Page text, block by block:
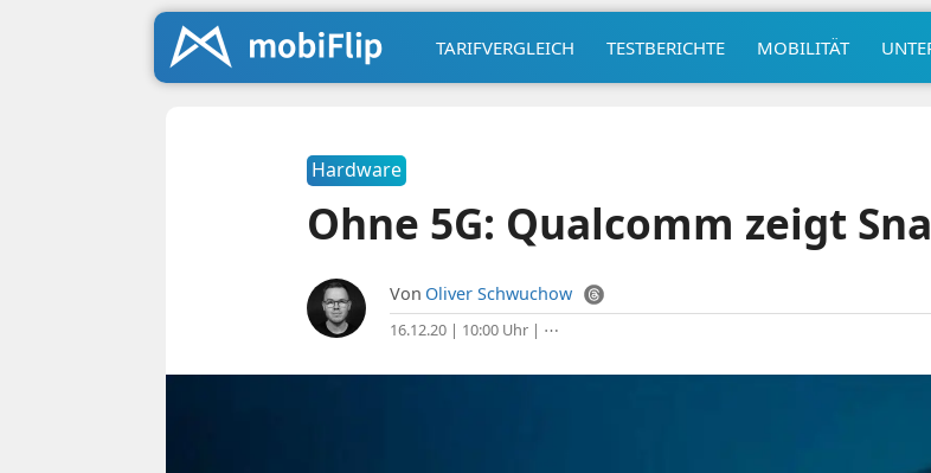
TARIFVERGLEICH TESTBERICHTE MOBILITÄT
Hardware
Ohne 5G: Qualcomm zeigt
Von Oliver Schwuchow
16.12.20 | 10:00 Uhr| ⋯